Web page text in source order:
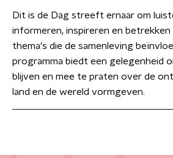
Dit is de Dag streeft ernaar om
informeren, inspireren en betrekken
thema's die de samenleving
programma biedt een gelegenheid
blijven en mee te praten over de
land en de wereld vormgeven.